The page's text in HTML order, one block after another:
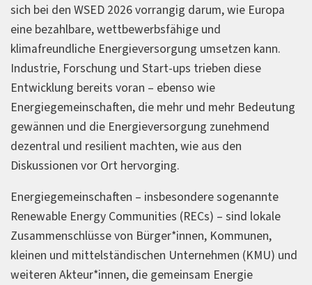
sich bei den WSED 2026 vorrangig darum, wie Europa
eine bezahlbare, wettbewerbsfähige und
klimafreundliche Energieversorgung umsetzen kann.
Industrie, Forschung und Start-ups trieben diese
Entwicklung bereits voran – ebenso wie
Energiegemeinschaften, die mehr und mehr Bedeutung
gewännen und die Energieversorgung zunehmend
dezentral und resilient machten, wie aus den
Diskussionen vor Ort hervorging.
Energiegemeinschaften – insbesondere sogenannte
Renewable Energy Communities (RECs) – sind lokale
Zusammenschlüsse von Bürger*innen, Kommunen,
kleinen und mittelständischen Unternehmen (KMU) und
weiteren Akteur*innen, die gemeinsam Energie